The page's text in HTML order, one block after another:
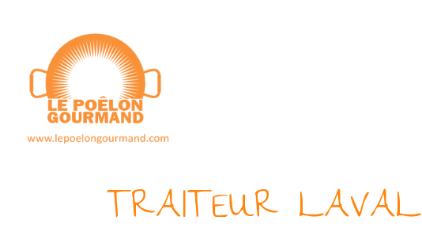
TRAITEUR LAVAL